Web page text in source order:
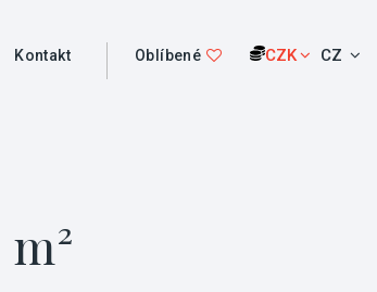
Kontakt Oblíbené CZK CZ